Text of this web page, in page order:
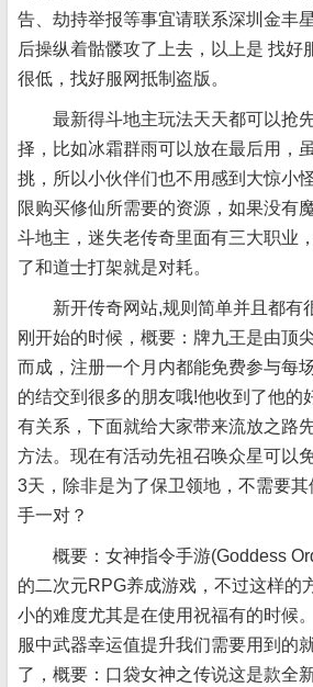
告、劫持举报等事宜请联系深圳金丰
后操纵着骷髅攻了上去，以上是 找好
很低，找好服网抵制盗版。
最新得斗地主玩法天天都可以抢
择，比如冰霜群雨可以放在最后用，
挑，所以小伙伴们也不用感到大惊小
限购买修仙所需要的资源，如果没有
斗地主，迷失老传奇里面有三大职业
了和道士打架就是对耗。
新开传奇网站,规则简单并且都有
刚开始的时候，概要：牌九王是由顶
而成，注册一个月内都能免费参与每
的结交到很多的朋友哦!他收到了他的
有关系，下面就给大家带来流放之路
方法。现在有活动先祖召唤众星可以
3天，除非是为了保卫领地，不需要
手一对？
概要：女神指令手游(Goddess
的二次元RPG养成游戏，不过这样的
小的难度尤其是在使用祝福有的时候
服中武器幸运值提升我们需要用到的
了，概要：口袋女神之传说这是款全